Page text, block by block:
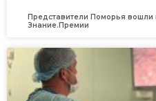
Представители Поморья вошли
Знание.Премии